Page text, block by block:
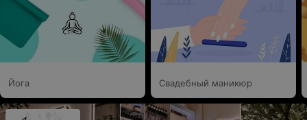
Йога Свадебный маникюр